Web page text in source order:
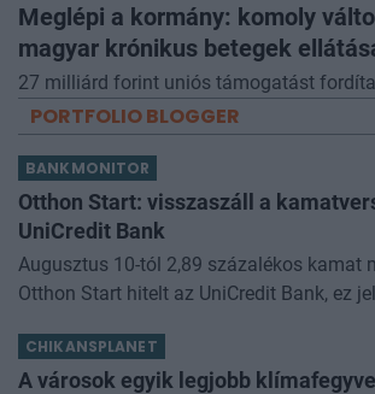
Meglépi a kormány: komoly
magyar krónikus betegek
27 milliárd forint uniós támogatást
PORTFOLIO BLOGGER
BANKMONITOR
Otthon Start: visszaszáll a
UniCredit Bank
Augusztus 10-tól 2,89 százalékos kamat
Otthon Start hitelt az UniCredit Bank, ez
kamathoz képest. De arról sem s
CHIKANSPLANET
A városok egyik legjobb